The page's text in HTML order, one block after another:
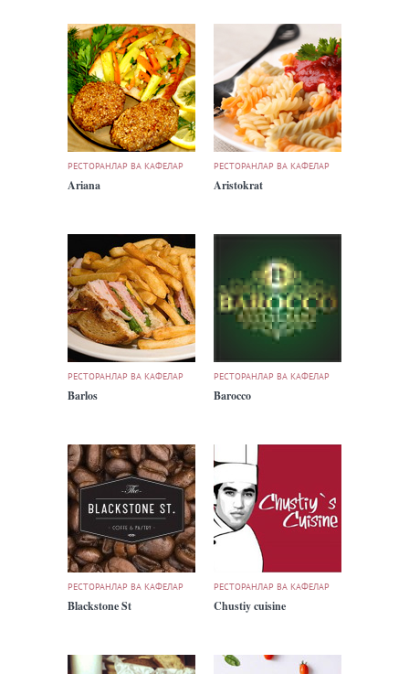
РЕСТОРАНЛАР ВА КАФЕЛАР
Ariana
РЕСТОРАНЛАР ВА КАФЕЛАР
Aristokrat
РЕСТОРАНЛАР ВА КАФЕЛАР
Barlos
РЕСТОРАНЛАР ВА КАФЕЛАР
Barocco
РЕСТОРАНЛАР ВА КАФЕЛАР
Blackstone St
РЕСТОРАНЛАР ВА КАФЕЛАР
Chustiy cuisine